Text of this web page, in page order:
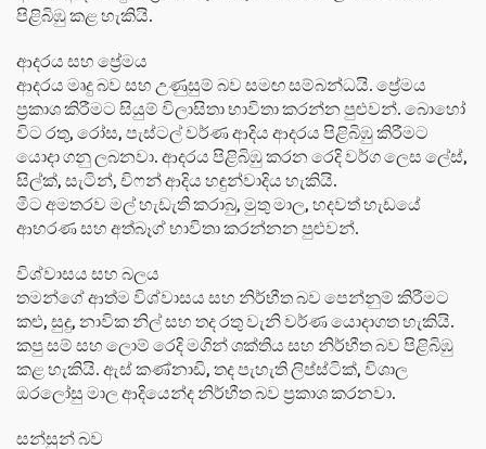
පිළිබිඹු කළ හැකියි.
ආදරය සහ ප්‍රේමය
ආදරය මෘදු බව සහ උණුසුම් බව සමඟ සම්බන්ධයි. ප්‍රේමය
ප්‍රකාශ කිරීමට සියුම් විලාසිතා භාවිතා කරන්න පුළුවන්. බොහෝ
විට රතු, රෝස, පැස්ටල් වර්ණ ආදිය ආදරය පිළිබිඹු කිරීමට
යොදා ගනු ලබනවා. ආදරය පිළිබිඹු කරන රෙදි වර්ග ලෙස ලේස්,
සිල්ක්, සැටින්, චිෆන් ආදිය හඳුන්වාදිය හැකියි.
මීට අමතරව මල් හැඩැති කරාබු, මුතු මාල, හදවත් හැඩයේ
ආභරණ සහ අත්බෑග් භාවිතා කරන්නන පුළුවන්.
විශ්වාසය සහ බලය
තමන්ගේ ආත්ම විශ්වාසය සහ නිර්භීත බව පෙන්නුම් කිරීමට
කළු, සුදු, නාවික නිල් සහ තද රතු වැනි වර්ණ යොදාගත හැකියි.
කපු සම් සහ ලොම් රෙදි මගින් ශක්තිය සහ නිර්භීත බව පිළිබිඹු
කළ හැකියි. ඇස් කණ්නාඩි, තද පැහැති ලිප්ස්ටික්, විශාල
ඔරලෝසු මාල ආදියෙන්ද නිර්භීත බව ප්‍රකාශ කරනවා.
සන්සුන් බව